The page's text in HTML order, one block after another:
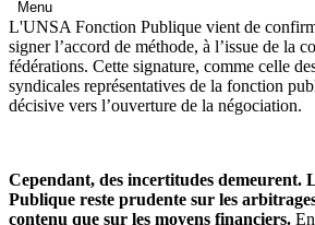
L'UNSA Fonction Publique vient de
signer l’accord de méthode, à l’issue de la
fédérations. Cette signature, comme celle
syndicales représentatives de la fonction
décisive vers l’ouverture de la négociation.
Cependant, des incertitudes demeurent.
Publique reste prudente sur les
contenu que sur les moyens financiers.